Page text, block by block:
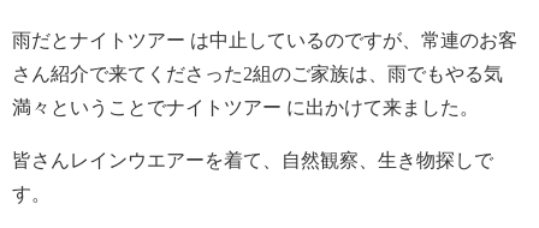
雨だとナイトツアー は中止しているのですが、常連のお客
さん紹介で来てくださった2組のご家族は、雨でもやる気
満々ということでナイトツアー に出かけて来ました。
皆さんレインウエアーを着て、自然観察、生き物探しで
す。